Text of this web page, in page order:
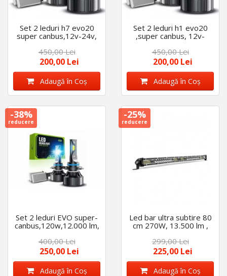
Set 2 leduri h7 evo20
super canbus,12v-24v,
120w , 12.000 lm ,
6000k, Premium
450,00 Lei
200,00 Lei
Adaugă în Coş
Set 2 leduri h1 evo20
,super canbus, 12v-
24v,120w, 12000lm ,
6000k PREMIUM
450,00 Lei
200,00 Lei
Adaugă în Coş
-38%
reducere
Set 2 leduri EVO super-
canbus,120w,12.000 lm,
h4, 12v-24v
400,00 Lei
250,00 Lei
Adaugă în Coş
-25%
reducere
Led bar ultra subtire 80
cm 270W, 13.500 lm ,
299,00 Lei
225,00 Lei
Adaugă în Coş